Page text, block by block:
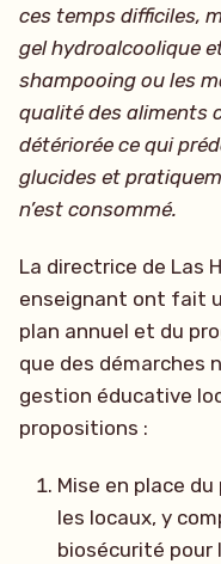
ces temps difficiles,
gel hydroalcoolique
shampooing ou les
qualité des aliments
détériorée ce qui
glucides et
n’est consommé.
La directrice de Las
enseignant ont fait
plan annuel et du
que des démarches
gestion éducative
propositions :
Mise en place
les locaux, y
biosécurité pour